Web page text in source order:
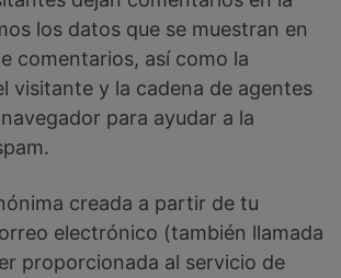
los datos que se muestran en
comentarios, así como la
visitante y la cadena de agentes
para ayudar a la
creada a partir de tu
electrónico (también llamada
proporcionada al servicio de